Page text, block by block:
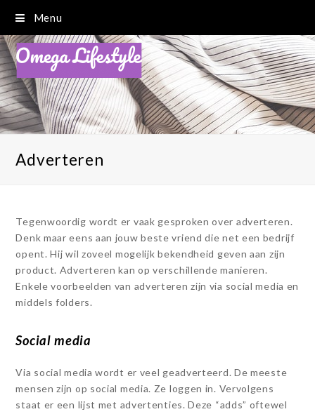
Menu
Adverteren
Tegenwoordig wordt er vaak gesproken over adverteren.
Denk maar eens aan jouw beste vriend die net een bedrijf
opent. Hij wil zoveel mogelijk bekendheid geven aan zijn
product. Adverteren kan op verschillende manieren.
Enkele voorbeelden van adverteren zijn via social media en
middels folders.
Social media
Via social media wordt er veel geadverteerd. De meeste
mensen zijn op social media. Ze loggen in. Vervolgens
staat er een lijst met advertenties. Deze “adds” oftewel